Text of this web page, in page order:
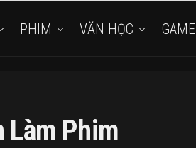
PHIM VĂN HỌC GAME
Làm Phim